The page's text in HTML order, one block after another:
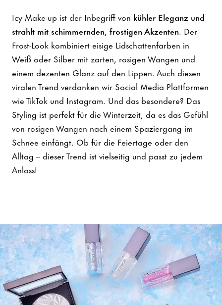
Icy Make-up ist der Inbegriff von kühler Eleganz und
strahlt mit schimmernden, frostigen Akzenten. Der
Frost-Look kombiniert eisige Lidschattenfarben in
Weiß oder Silber mit zarten, rosigen Wangen und
einem dezenten Glanz auf den Lippen. Auch diesen
viralen Trend verdanken wir Social Media Plattformen
wie TikTok und Instagram. Und das besondere? Das
Styling ist perfekt für die Winterzeit, da es das Gefühl
von rosigen Wangen nach einem Spaziergang im
Schnee einfängt. Ob für die Feiertage oder den
Alltag – dieser Trend ist vielseitig und passt zu jedem
Anlass!